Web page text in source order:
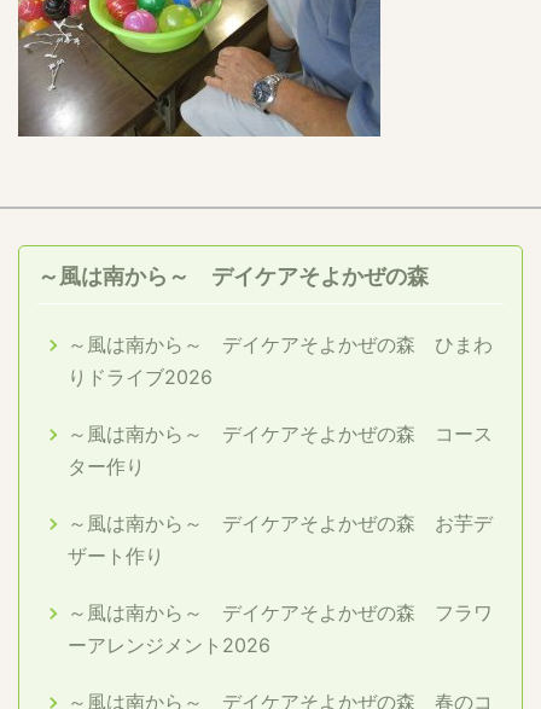
～風は南から～ デイケアそよかぜの森
～風は南から～ デイケアそよかぜの森 ひまわ
りドライブ2026
～風は南から～ デイケアそよかぜの森 コース
ター作り
～風は南から～ デイケアそよかぜの森 お芋デ
ザート作り
～風は南から～ デイケアそよかぜの森 フラワ
ーアレンジメント2026
～風は南から～ デイケアそよかぜの森 春のコ